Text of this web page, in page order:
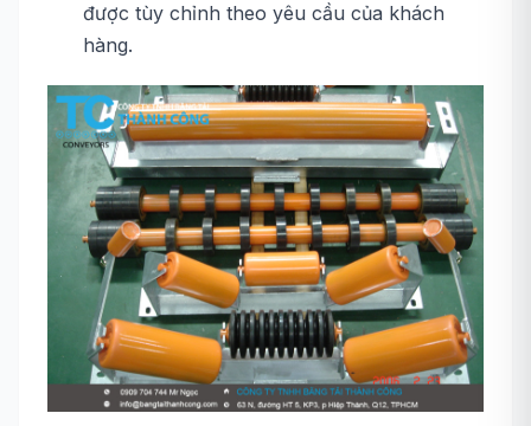
được tùy chỉnh theo yêu cầu của khách
hàng.